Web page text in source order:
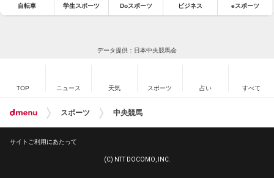
自転車 学生スポーツ Doスポーツ ビジネス eスポーツ
データ提供：日本中央競馬会
TOP ニュース 天気 スポーツ 占い すべて
スポーツ 中央競馬
サイトご利用にあたって
(C) NTT DOCOMO, INC.